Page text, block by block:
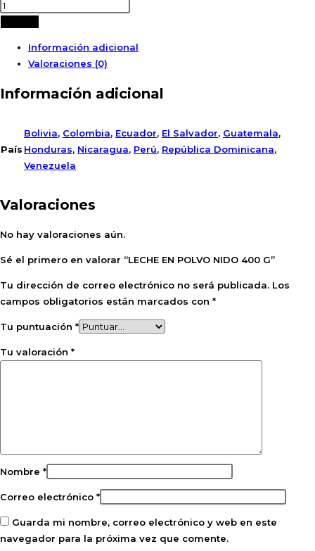
Información adicional
Valoraciones (0)
Información adicional
País
Bolivia, Colombia, Ecuador, El Salvador, Guatemala,
Honduras, Nicaragua, Perú, República Dominicana,
Venezuela
Valoraciones
No hay valoraciones aún.
Sé el primero en valorar “LECHE EN POLVO NIDO 400 G”
Tu dirección de correo electrónico no será publicada. Los
campos obligatorios están marcados con *
Tu puntuación *
Tu valoración *
Nombre *
Correo electrónico *
Guarda mi nombre, correo electrónico y web en este
navegador para la próxima vez que comente.